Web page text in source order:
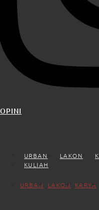
OPINI
URBAN LAKON
KULIAH
URBAN LAKON KARYA